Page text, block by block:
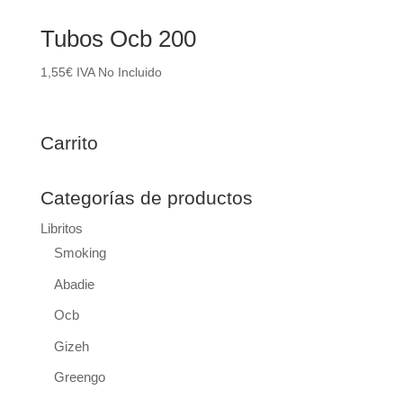
Tubos Ocb 200
1,55€ IVA No Incluido
Carrito
Categorías de productos
Libritos
Smoking
Abadie
Ocb
Gizeh
Greengo